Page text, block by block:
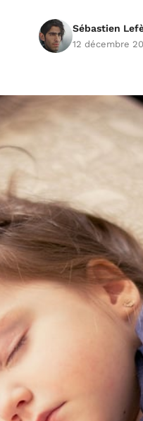
Sébastien
12 décembre